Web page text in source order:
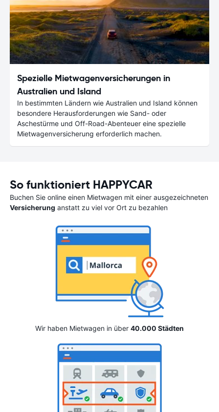
Spezielle Mietwagenversicherungen in
Australien und Island
In bestimmten Ländern wie Australien und Island können
besondere Herausforderungen wie Sand- oder
Aschestürme und Off-Road-Abenteuer eine spezielle
Mietwagenversicherung erforderlich machen.
So funktioniert HAPPYCAR
Buchen Sie online einen Mietwagen mit einer ausgezeichneten
Versicherung anstatt zu viel vor Ort zu bezahlen
Wir haben Mietwagen in über 40.000 Städten